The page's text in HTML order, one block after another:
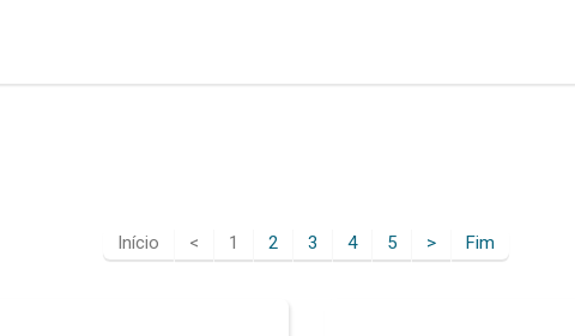
Início < 1 2 3 4 5 > Fim